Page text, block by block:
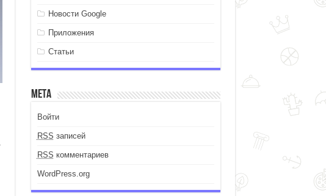
Новости Google
Приложения
Статьи
Мета
Войти
RSS записей
RSS комментариев
WordPress.org